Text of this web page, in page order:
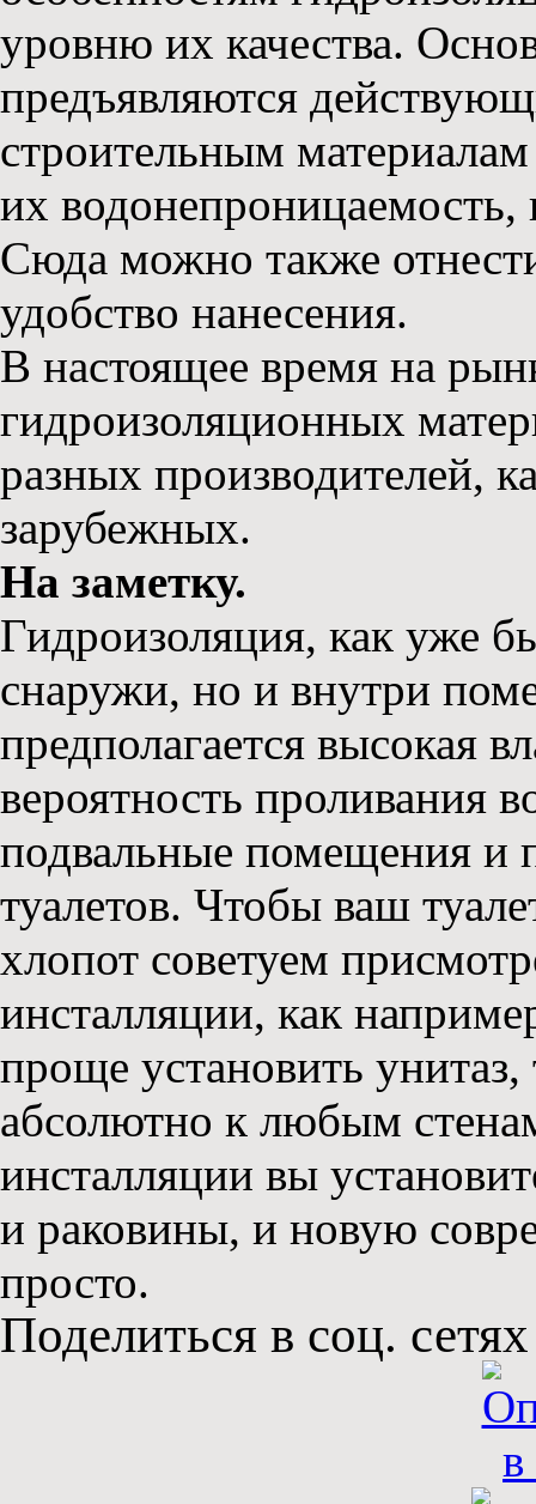
уровню их качества.
предъявляются
строительным
их водонепроницаемость,
Сюда можно также
удобство нанесения.
В настоящее время на
гидроизоляционных
разных производителей,
зарубежных.
На заметку.
Гидроизоляция, как уже
снаружи, но и внутри
предполагается высокая
вероятность проливания
подвальные помещения и
туалетов. Чтобы ваш
хлопот советуем
инсталляции, как
проще установить
абсолютно к любым
инсталляции вы
и раковины, и новую
просто.
Поделиться в соц. сетях